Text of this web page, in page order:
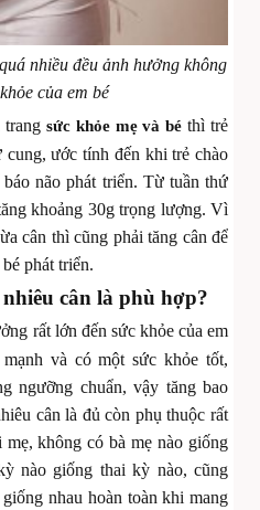
nhiều đều ảnh hưởng không
của em bé
trang sức khỏe mẹ và bé thì trẻ
cung, ước tính đến khi trẻ chào
não phát triển. Từ tuần thứ
khoảng 30g trọng lượng. Vì
cân thì cũng phải tăng cân để
phát triển.
cân là phù hợp?
rất lớn đến sức khỏe của em
và có một sức khỏe tốt,
ngưỡng chuẩn, vậy tăng bao
cân là đủ còn phụ thuộc rất
không có bà mẹ nào giống
nào giống thai kỳ nào, cũng
nhau hoàn toàn khi mang